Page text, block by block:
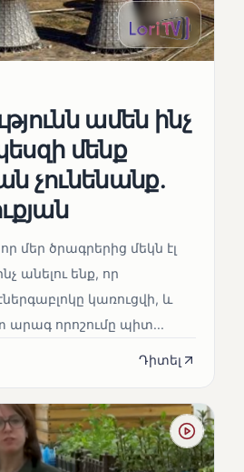
ամեն ինչ
մենք
չունենանք․
մեր ծրագրերից մեկն էլ
անելու ենք, որ
կառուցվի, և
արագ որոշումը պիտ...
Դիտել